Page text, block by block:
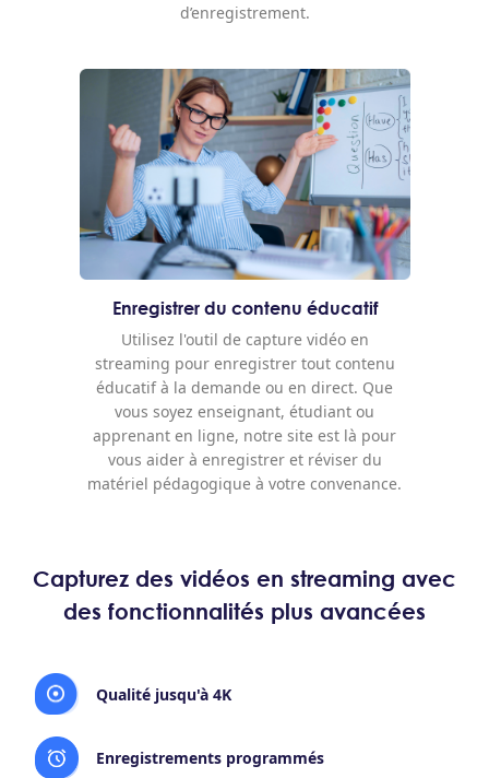
d’enregistrement.
Enregistrer du contenu éducatif
Utilisez l'outil de capture vidéo en
streaming pour enregistrer tout contenu
éducatif à la demande ou en direct. Que
vous soyez enseignant, étudiant ou
apprenant en ligne, notre site est là pour
vous aider à enregistrer et réviser du
matériel pédagogique à votre convenance.
Capturez des vidéos en streaming avec
des fonctionnalités plus avancées
Qualité jusqu'à 4K
Enregistrements programmés